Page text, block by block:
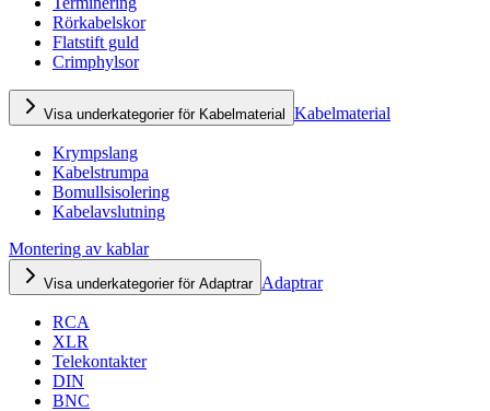
Rörkabelskor
Flatstift guld
Crimphylsor
Visa underkategorier för Kabelmaterial Kabelmaterial
Krympslang
Kabelstrumpa
Bomullsisolering
Kabelavslutning
Montering av kablar
Visa underkategorier för Adaptrar Adaptrar
RCA
XLR
Telekontakter
DIN
BNC